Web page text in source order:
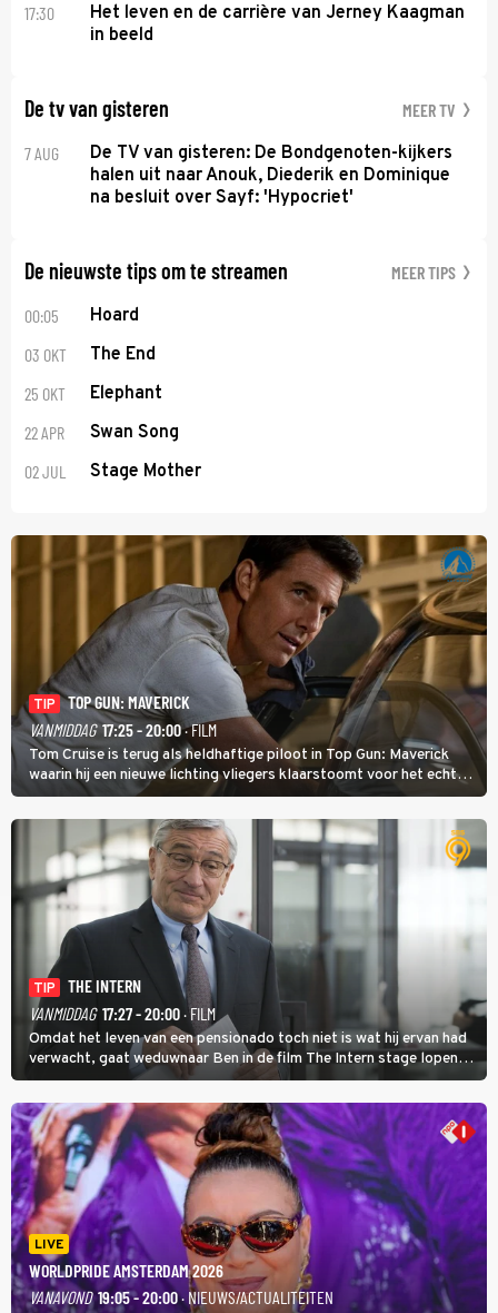
17:30
Het leven en de carrière van Jerney Kaagman
in beeld
De tv van gisteren MEER TV
7 AUG
De TV van gisteren: De Bondgenoten-kijkers
halen uit naar Anouk, Diederik en Dominique
na besluit over Sayf: 'Hypocriet'
De nieuwste tips om te streamen MEER TIPS
00:05 Hoard
03 OKT The End
25 OKT Elephant
22 APR Swan Song
02 JUL Stage Mother
TIP
TOP GUN: MAVERICK
VANMIDDAG 17:25 - 20:00· FILM
Tom Cruise is terug als heldhaftige piloot in Top Gun: Maverick
waarin hij een nieuwe lichting vliegers klaarstoomt voor het echte
werk.
TIP
THE INTERN
VANMIDDAG 17:27 - 20:00· FILM
Omdat het leven van een pensionado toch niet is wat hij ervan had
verwacht, gaat weduwnaar Ben in de film The Intern stage lopen
bij de hippe webwinkel van Jules, wat een gouden zet blijkt te zijn.
LIVE
WORLDPRIDE AMSTERDAM 2026
VANAVOND 19:05 - 20:00· NIEUWS/ACTUALITEITEN